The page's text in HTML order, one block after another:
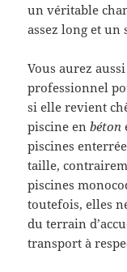
un véritable
assez long et
Vous aurez
professionnel
si elle revient
piscine en béton
piscines
taille,
piscines
toutefois, elles
du terrain
transport à